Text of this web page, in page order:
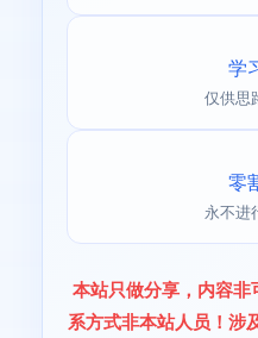
学
仅供思
零
永不进
本站只做分享，内容
系方式非本站人员！涉